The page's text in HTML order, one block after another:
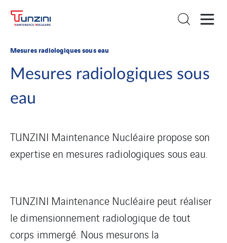
Mesures radiologiques sous eau
Mesures radiologiques sous
eau
TUNZINI Maintenance Nucléaire propose son
expertise en mesures radiologiques sous eau.
TUNZINI Maintenance Nucléaire peut réaliser
le dimensionnement radiologique de tout
corps immergé. Nous mesurons la